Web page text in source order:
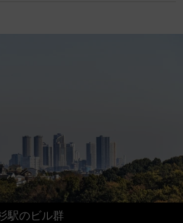
駅のビル群